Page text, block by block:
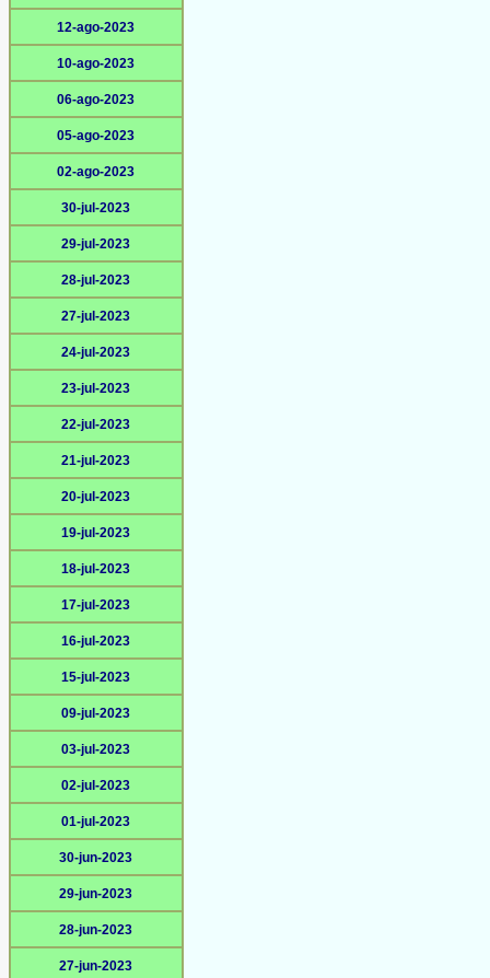
12-ago-2023
10-ago-2023
06-ago-2023
05-ago-2023
02-ago-2023
30-jul-2023
29-jul-2023
28-jul-2023
27-jul-2023
24-jul-2023
23-jul-2023
22-jul-2023
21-jul-2023
20-jul-2023
19-jul-2023
18-jul-2023
17-jul-2023
16-jul-2023
15-jul-2023
09-jul-2023
03-jul-2023
02-jul-2023
01-jul-2023
30-jun-2023
29-jun-2023
28-jun-2023
27-jun-2023